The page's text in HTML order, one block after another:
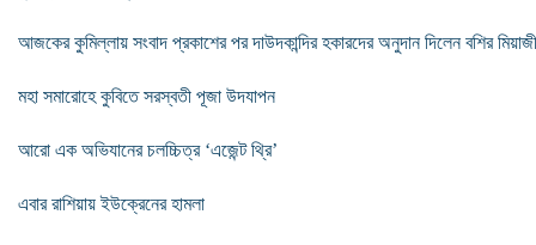
আজকের কুমিল্লায় সংবাদ প্রকাশের পর দাউদকান্দির হকারদের অনুদান দিলেন বশির মিয়াজী
মহা সমারোহে কুবিতে সরস্বতী পূজা উদযাপন
আরো এক অভিযানের চলচ্চিত্র ‘এজেন্ট থ্রি’
এবার রাশিয়ায় ইউক্রেনের হামলা